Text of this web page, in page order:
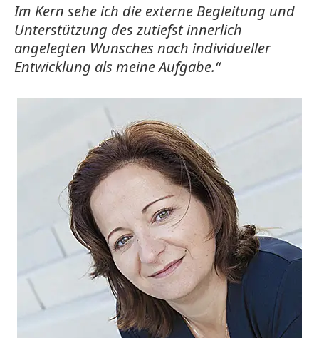
Im Kern sehe ich die externe Begleitung und
Unterstützung des zutiefst innerlich
angelegten Wunsches nach individueller
Entwicklung als meine Aufgabe.“